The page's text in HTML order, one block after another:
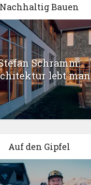
Nachhaltig Bauen
Schramm:
lebt man
Auf den Gipfel